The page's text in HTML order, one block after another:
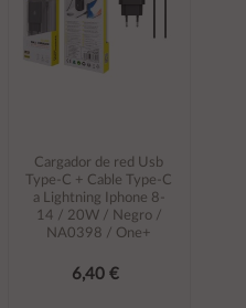
Cargador de red Usb
Type-C + Cable Type-C
a Lightning Iphone 8-
14 / 20W / Negro /
NA0398 / One+
6,40 €